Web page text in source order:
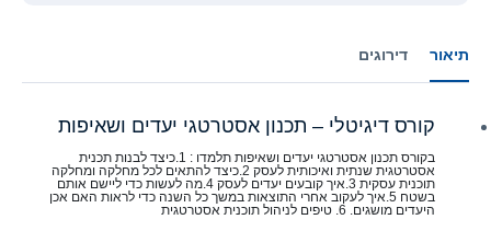
תיאור דירוגים
קורס דיגיטלי – תכנון אסטרטגי יעדים ושאיפות
בקורס תכנון אסטרטגי יעדים ושאיפות תלמדו : 1.כיצד לבנות תכנית
אסטרטגית שנתית ואיכותית לעסק 2.כיצד להתאים לכל מחלקה ומחלקה
היעדים מושגים. 6. טיפים לניהול תוכנית אסטרטגית